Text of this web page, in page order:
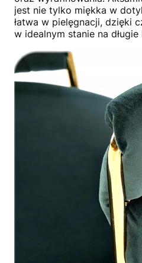
jest nie tylko miękka w
łatwa w pielęgnacji, dzięki
w idealnym stanie na długie